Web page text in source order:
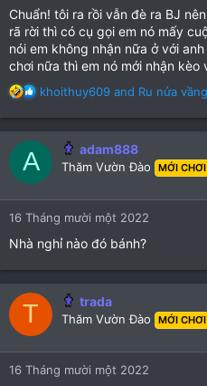
Chuẩn! tôi ra rồi vẫn đè ra BJ
rã rời thì có cụ gọi em nó mấy
nói em không nhận nữa ở với
chơi nữa thì em nó mới nhận kèo
R
c
i
n
s
khoithuy609 and Ru nửa
A adam888
Thăm Vườn Đào MỚI CHƠI
16 Tháng mười một 2022
Nhà nghỉ nào đó bánh?
T trada
Thăm Vườn Đào MỚI CHƠI
16 Tháng mười một 2022